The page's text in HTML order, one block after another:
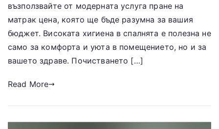
възползвайте от модерната услуга пране на
матрак цена, която ще бъде разумна за вашия
бюджет. Високата хигиена в спалнята е полезна не
само за комфорта и уюта в помещението, но и за
вашето здраве. Почистването […]
Read More